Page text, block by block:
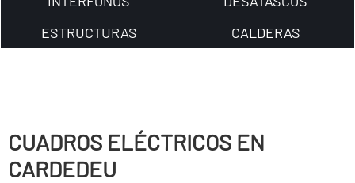
ESTRUCTURAS
CALDERAS
CUADROS ELÉCTRICOS EN
CARDEDEU